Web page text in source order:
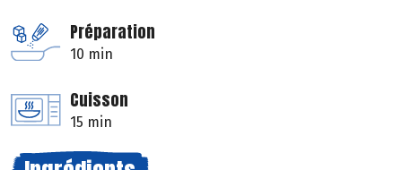
Préparation
10 min
Cuisson
15 min